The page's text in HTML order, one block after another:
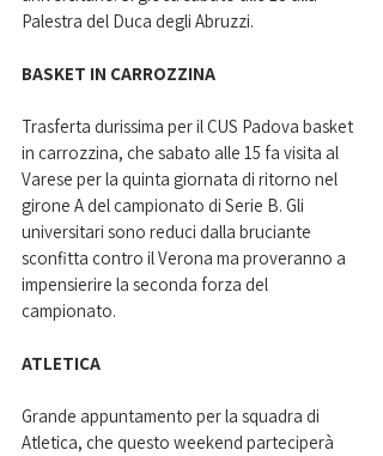
Palestra del Duca degli Abruzzi.
BASKET IN CARROZZINA
Trasferta durissima per il CUS Padova basket
in carrozzina, che sabato alle 15 fa visita al
Varese per la quinta giornata di ritorno nel
girone A del campionato di Serie B. Gli
universitari sono reduci dalla bruciante
sconfitta contro il Verona ma proveranno a
impensierire la seconda forza del
campionato.
ATLETICA
Grande appuntamento per la squadra di
Atletica, che questo weekend parteciperà